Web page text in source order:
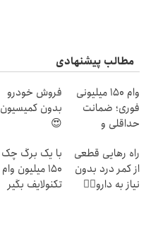
مطالب پیشنهادی
وام ۱۵۰ میلیونی
فوری؛ ضمانت
حداقلی و
دوساله
فروش خودرو
بدون کمیسیون
😍
راه رهایی قطعی
از کمر درد بدون
نیاز به دارو👈🏻
با یک برگ چک
150 میلیون وام
تکنولایف بگیر